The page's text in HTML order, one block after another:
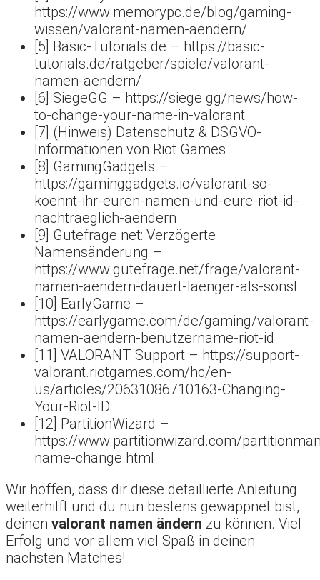
https://www.memorypc.de/blog/gaming-
wissen/valorant-namen-aendern/
[5] Basic-Tutorials.de – https://basic-
tutorials.de/ratgeber/spiele/valorant-
namen-aendern/
[6] SiegeGG – https://siege.gg/news/how-
to-change-your-name-in-valorant
[7] (Hinweis) Datenschutz & DSGVO-
Informationen von Riot Games
[8] GamingGadgets –
https://gaminggadgets.io/valorant-so-
koennt-ihr-euren-namen-und-eure-riot-id-
nachtraeglich-aendern
[9] Gutefrage.net: Verzögerte
Namensänderung –
https://www.gutefrage.net/frage/valorant-
namen-aendern-dauert-laenger-als-sonst
[10] EarlyGame –
https://earlygame.com/de/gaming/valorant-
namen-aendern-benutzername-riot-id
[11] VALORANT Support – https://support-
valorant.riotgames.com/hc/en-
us/articles/20631086710163-Changing-
Your-Riot-ID
[12] PartitionWizard –
https://www.partitionwizard.com/
name-change.html
Wir hoffen, dass dir diese detaillierte Anleitung
weiterhilft und du nun bestens gewappnet bist,
deinen valorant namen ändern zu können. Viel
Erfolg und vor allem viel Spaß in deinen
nächsten Matches!